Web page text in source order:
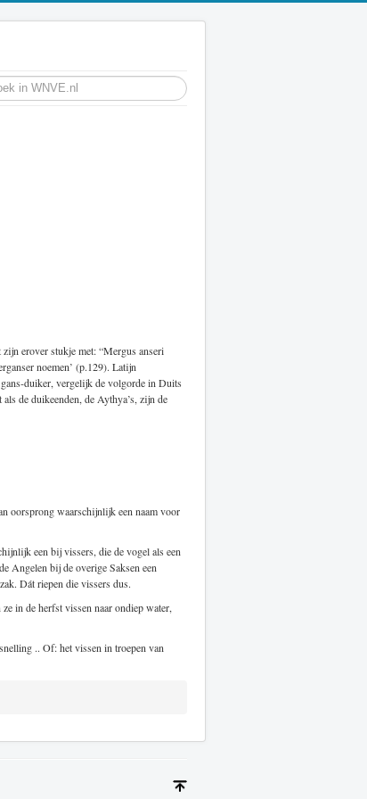
zijn erover stukje met: “Mergus anseri
noemen’ (p.129). Latijn
gans-duiker, vergelijk de volgorde in Duits
als de duikeenden, de Aythya’s, zijn de
oorsprong waarschijnlijk een naam voor
een bij vissers, die de vogel als een
Angelen bij de overige Saksen een
Dát riepen die vissers dus.
in de herfst vissen naar ondiep water,
.. Of: het vissen in troepen van